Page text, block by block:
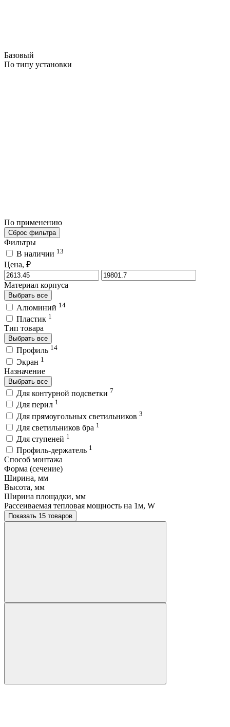
Базовый
По типу установки
По применению
Сброс фильтра
Фильтры
В наличии 13
Цена, ₽
Материал корпуса
Выбрать все
Алюминий 14
Пластик 1
Тип товара
Выбрать все
Профиль 14
Экран 1
Назначение
Выбрать все
Для контурной подсветки 7
Для перил 1
Для прямоугольных светильников 3
Для светильников бра 1
Для ступеней 1
Профиль-держатель 1
Способ монтажа
Форма (сечение)
Ширина, мм
Высота, мм
Ширина площадки, мм
Рассеиваемая тепловая мощность на 1м, W
Показать 15 товаров